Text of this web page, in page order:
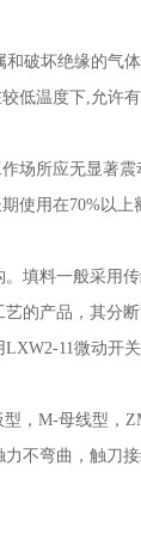
破坏绝缘的气
低温度下, 允许
场所应无显著震
期使用在70%以上
填料一般采用
的产品，其分
LXW2-11微动开
， M-母线型，
不弯曲，触刀接